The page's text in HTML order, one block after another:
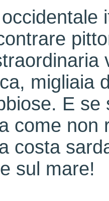
migliaia
E se
come non
costa
sul mare!